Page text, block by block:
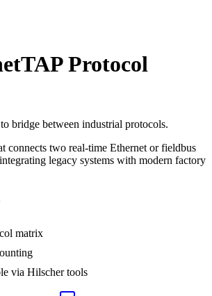
Protocol
bridge between industrial protocols.
connects two real-time Ethernet or fieldbus
legacy systems with modern factory
matrix
via Hilscher tools